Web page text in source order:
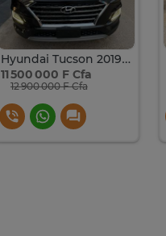
Hyundai Tucson 2019 essence full options
11 500 000 F Cfa
12 900 000 F Cfa